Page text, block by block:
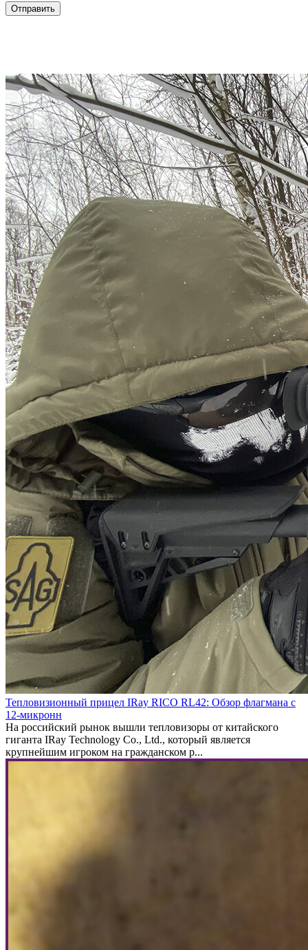
Отправить
Тепловизионный прицел IRay RICO RL42: Обзор флагмана с
12-микронн
На российский рынок вышли тепловизоры от китайского
гиганта IRay Technology Co., Ltd., который является
крупнейшим игроком на гражданском р...